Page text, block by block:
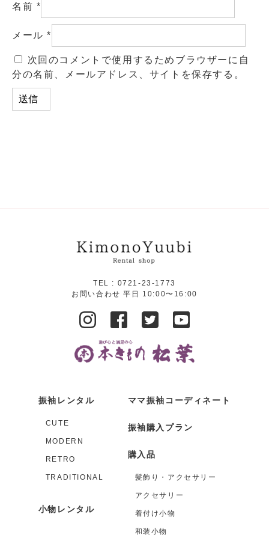
名前 *
メール*
次回のコメントで使用するためブラウザーに自
分の名前、メールアドレス、サイトを保存する。
TEL : 0721-23-1773
お問い合わせ 平日 10:00〜16:00
振袖レンタル
CUTE
MODERN
RETRO
TRADITIONAL
小物レンタル
ママ振袖コーディネート
振袖購入プラン
購入品
髪飾り・アクセサリー
アクセサリー
着付け小物
和装小物